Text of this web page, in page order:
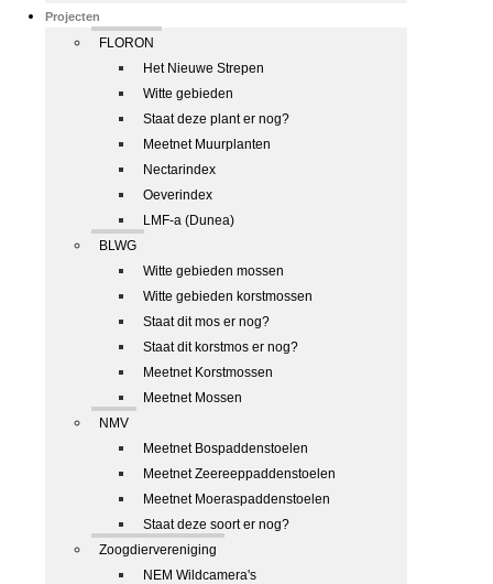
Projecten
FLORON
Het Nieuwe Strepen
Witte gebieden
Staat deze plant er nog?
Meetnet Muurplanten
Nectarindex
Oeverindex
LMF-a (Dunea)
BLWG
Witte gebieden mossen
Witte gebieden korstmossen
Staat dit mos er nog?
Staat dit korstmos er nog?
Meetnet Korstmossen
Meetnet Mossen
NMV
Meetnet Bospaddenstoelen
Meetnet Zeereeppaddenstoelen
Meetnet Moeraspaddenstoelen
Staat deze soort er nog?
Zoogdiervereniging
NEM Wildcamera's